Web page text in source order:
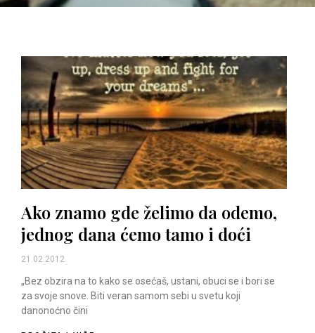
Ako znamo gde želimo da odemo,
jednog dana ćemo tamo i doći
21.02.2012
„Bez obzira na to kako se osećaš, ustani, obuci se i bori se
za svoje snove. Biti veran samom sebi u svetu koji
danonoćno čini